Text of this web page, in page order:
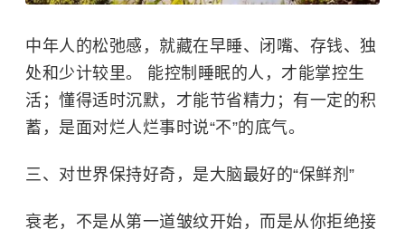
中年人的松弛感，就藏在早睡、闭嘴、存钱、独
处和少计较里。 能控制睡眠的人，才能掌控生
活；懂得适时沉默，才能节省精力；有一定的积
蓄，是面对烂人烂事时说“不”的底气。
三、对世界保持好奇，是大脑最好的“保鲜剂”
衰老，不是从第一道皱纹开始，而是从你拒绝接